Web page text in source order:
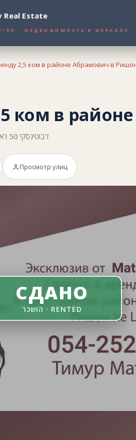
Real Estate
מתייב נדל״ן · НЕДВИЖИМОСТЬ В ИЗРАИЛЕ
2,5 ком в районе Абрамович в
ком в
Ришон ле-Цион · ז'בוטינסקי 50 ראשון לציון
Просмотр улиц
СДАНО
הושכר · RENTED